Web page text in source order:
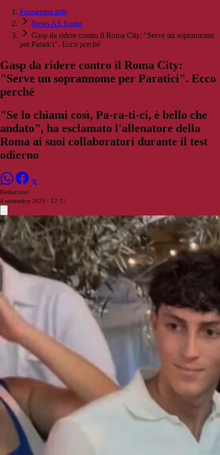
Forzaroma.info
News AS Roma
Gasp da ridere contro il Roma City: "Serve un soprannome
per Paratici". Ecco perché
Gasp da ridere contro il Roma City:
"Serve un soprannome per Paratici". Ecco
perché
"Se lo chiami così, Pa-ra-ti-ci, è bello che
andato", ha esclamato l'allenatore della
Roma ai suoi collaboratori durante il test
odierno
Redazione
4 settembre 2025 - 12:15